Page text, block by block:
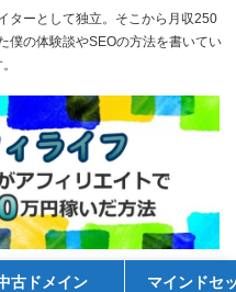
ターとして独立。そこから月収250
僕の体験談やSEOの方法を書いてい
古ドメイン マインドセ